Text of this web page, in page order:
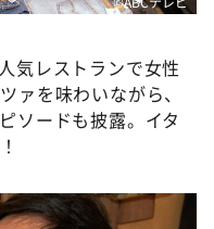
気レストランで女性
ァを味わいながら、
ソードも披露。イタ